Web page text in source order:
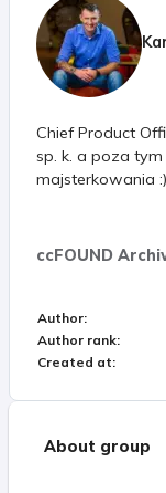
Chief Product
sp. k. a poza
majsterkowania :)
ccFOUND
Author:
Author rank:
Created at:
About group